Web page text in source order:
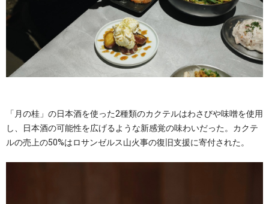
「月の桂」の日本酒を使った2種類のカクテルはわさびや味噌を使用
し、日本酒の可能性を広げるような新感覚の味わいだった。カクテ
ルの売上の50%はロサンゼルス山火事の復旧支援に寄付された。